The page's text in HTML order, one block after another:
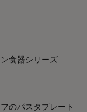
食器シリーズ
のパスタプレート